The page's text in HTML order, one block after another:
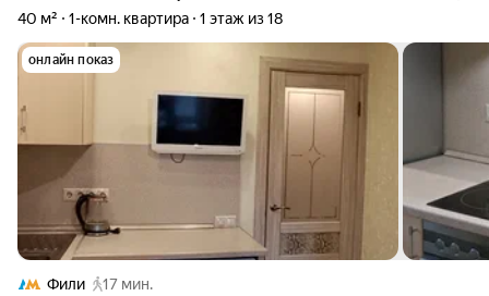
40 м² 1-комн. квартира 1 этаж из 18
онлайн показ
Фили
17 мин.